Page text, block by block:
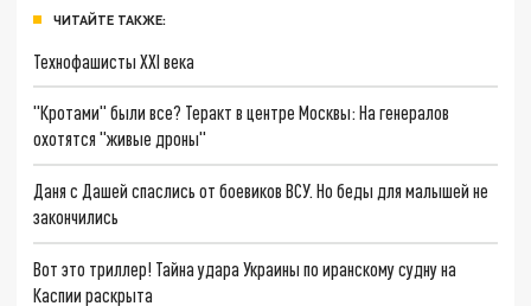
ЧИТАЙТЕ ТАКЖЕ:
Технофашисты XXI века
"Кротами" были все? Теракт в центре Москвы: На генералов
охотятся "живые дроны"
Даня с Дашей спаслись от боевиков ВСУ. Но беды для малышей не
закончились
Вот это триллер! Тайна удара Украины по иранскому судну на
Каспии раскрыта